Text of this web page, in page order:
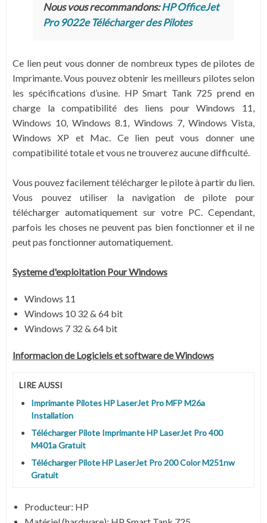
Nous vous recommandons:HP OfficeJet
Pro 9022e Télécharger des Pilotes
Ce lien peut vous donner de nombreux types de pilotes de
Imprimante. Vous pouvez obtenir les meilleurs pilotes selon
les spécifications d’usine. HP Smart Tank 725 prend en
charge la compatibilité des liens pour Windows 11,
Windows 10, Windows 8.1, Windows 7, Windows Vista,
Windows XP et Mac. Ce lien peut vous donner une
compatibilité totale et vous ne trouverez aucune difficulté.
Vous pouvez facilement télécharger le pilote à partir du lien.
Vous pouvez utiliser la navigation de pilote pour
télécharger automatiquement sur votre PC. Cependant,
parfois les choses ne peuvent pas bien fonctionner et il ne
peut pas fonctionner automatiquement.
Systeme d'exploitation Pour Windows
Windows 11
Windows 10 32 & 64 bit
Windows 7 32 & 64 bit
Informacion de Logiciels et software de Windows
LIRE AUSSI
Imprimante Pilotes HP LaserJet Pro MFP M26a
Installation
Télécharger Pilote Imprimante HP LaserJet Pro 400
M401a Gratuit
Télécharger Pilote HP LaserJet Pro 200 Color M251nw
Gratuit
Producteur: HP